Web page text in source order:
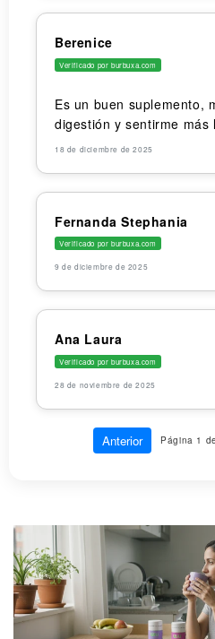
Berenice
Verificado por burbuxa.com
Es un buen suplemento,
digestión y sentirme más
18 de diciembre de 2025
Fernanda Stephania
Verificado por burbuxa.com
9 de diciembre de 2025
Ana Laura
Verificado por burbuxa.com
28 de noviembre de 2025
Anterior Página 1